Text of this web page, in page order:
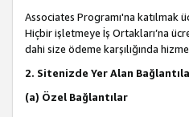
Associates Programı'na katılmak
Hiçbir işletmeye İş Ortakları’na
dahi size ödeme karşılığında
2. Sitenizde Yer Alan
(a) Özel Bağlantılar